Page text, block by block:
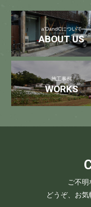
a'DandCについて
ABOUT US
施工事例
WORKS
ご不
どうぞ、お気